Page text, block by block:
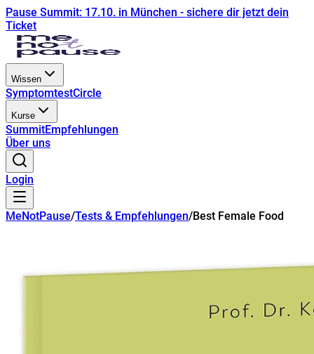
Pause Summit: 17.10. in München - sichere dir jetzt dein
Ticket
Wissen
SymptomtestCircle
Kurse
SummitEmpfehlungen
Über uns
Login
MeNotPause/Tests & Empfehlungen/Best Female Food